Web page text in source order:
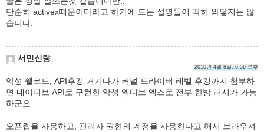
단순히 activex때문이다라고 하기에 드는 설명들이 딱히 와닿지는 않
습니다.
서민신랑
2010년 4월 8일, 6:56 오후
악성 쉘코드, API후킹 거기다가 커널 드라이버 레벨 후킹까지 첨부하
면 네이티브 API로 구현한 악성 엑티브 엑스로 전부 한방 러시가 가능
하군요.
오픈웹을 사용하고, 관리자 권한의 계정을 사용한다고 해서 브라우져